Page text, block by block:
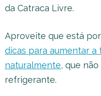
da Catraca Livre.
Aproveite que está
dicas para aumentar a
naturalmente, que
refrigerante.